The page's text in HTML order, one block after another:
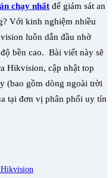
chạy nhất để giám sát an
Với kinh nghiệm nhiều
luôn dẫn đầu nhờ
bền cao. Bài viết này sẽ
Hikvision, cập nhật top
(bao gồm dòng ngoài trời
tại đơn vị phân phối uy tín